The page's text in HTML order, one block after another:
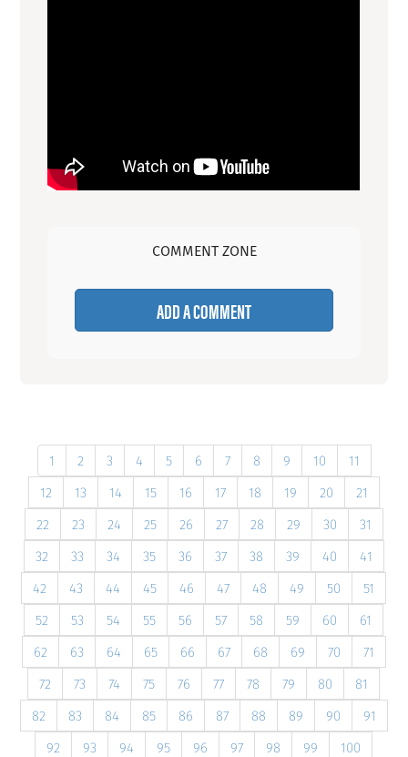
COMMENT ZONE
ADD A COMMENT
1 2 3 4 5 6 7 8 9 10
11
12
13 14 15 16 17 18 19 20
21
22
23 24 25 26 27 28 29 30
31
32
33 34 35 36 37 38 39 40
41
42
43 44 45 46 47 48 49 50
51
52
53 54 55 56 57 58 59 60
61
62
63 64 65 66 67 68 69 70
71
72
73 74 75 76 77 78 79 80
81
82
83 84 85 86 87 88 89 90
91
92
93 94 95 96 97 98 99
100